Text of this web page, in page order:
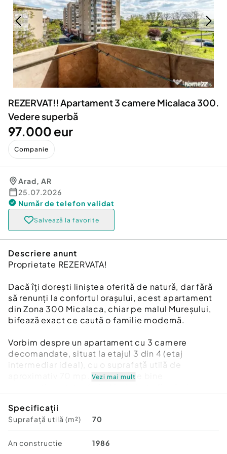
Servicii
Animale de companie
Afaceri și echipamente profesionale
Inchiriere Bunuri si Vehicule
Utilaje agricole si industriale
Piese auto si accesorii
Dacia Duster
REZERVAT!! Apartament 3 camere Micalaca 300.
Vedere superbă
97.000 eur
Companie
Arad, AR
25.07.2026
Număr de telefon validat
Salvează la favorite
Descriere anunt
Proprietate REZERVATA!
Dacă îți dorești liniștea oferită de natură, dar fără
să renunți la confortul orașului, acest apartament
din Zona 300 Micalaca, chiar pe malul Mureșului,
bifează exact ce caută o familie modernă.
Vorbim despre un apartament cu 3 camere
decomandate, situat la etajul 3 din 4 (etaj
intermediar ideal), cu o suprafață utilă de
aproximativ 70 mp. Spațiul este bine
Un mare avantaj îl reprezintă cele 2 balcoane
deschise, perfecte pentru momente de relaxare,
ambele cu priveliște superbă spre faleza
Vezi mai mult
Specificații
Suprafață utilă (m²) 70
An constructie 1986